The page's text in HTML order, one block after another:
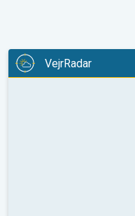
VejrRadar